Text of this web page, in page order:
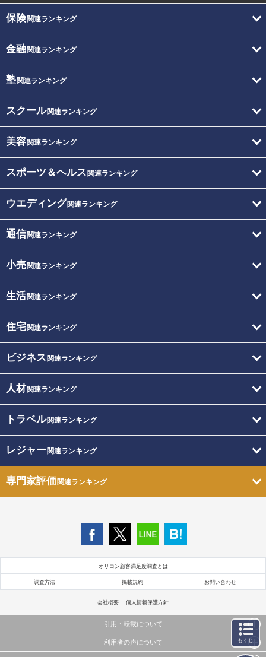
保険関連ランキング
金融関連ランキング
塾関連ランキング
スクール関連ランキング
美容関連ランキング
スポーツ＆ヘルス 関連ランキング
ウエディング関連ランキング
通信関連ランキング
小売関連ランキング
生活関連ランキング
住宅関連ランキング
ビジネス 関連ランキング
人材関連ランキング
トラベル関連ランキング
レジャー関連ランキング
専門家評価関連ランキング
オリコン顧客満足度調査とは
調査方法 掲載規約 お問い合わせ
会社概要 個人情報保護方針
引用・転載について
当サイトで公開されている情報（文字、写真、イラスト、画像データ等）及びこれらの配置・
利用者の声について もくじ